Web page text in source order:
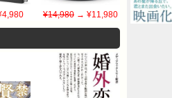
¥14,980→ ¥11,980